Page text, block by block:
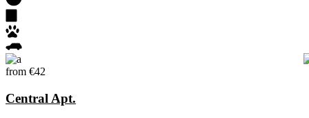
from €42
Central Apt.